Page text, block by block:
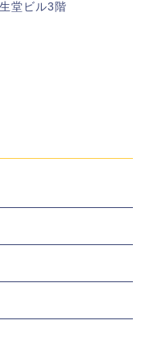
堂ビル3階
ホーム